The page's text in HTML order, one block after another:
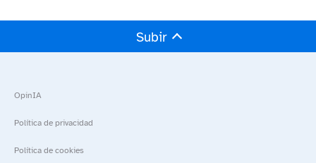
Subir
OpinIA
Política de privacidad
Política de cookies